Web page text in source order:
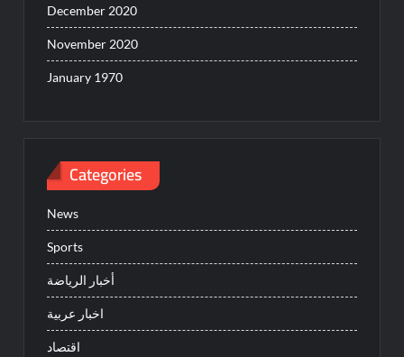
December 2020
November 2020
January 1970
Categories
News
Sports
أخبار الرياضة
اخبار عربية
اقتصاد